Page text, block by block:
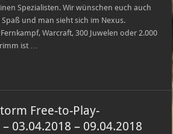
Spezialisten. Wir wünschen euch auch
und man sieht sich im Nexus.
Warcraft, 300 Juwelen oder 2.000
ist …
Free-to-Play-
03.04.2018 – 09.04.2018